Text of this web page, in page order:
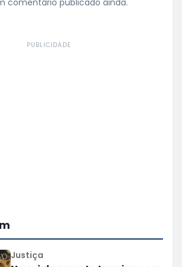
comentário publicado ainda.
PUBLICIDADE
Justiça